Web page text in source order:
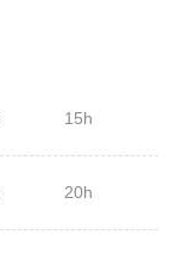
15h
20h